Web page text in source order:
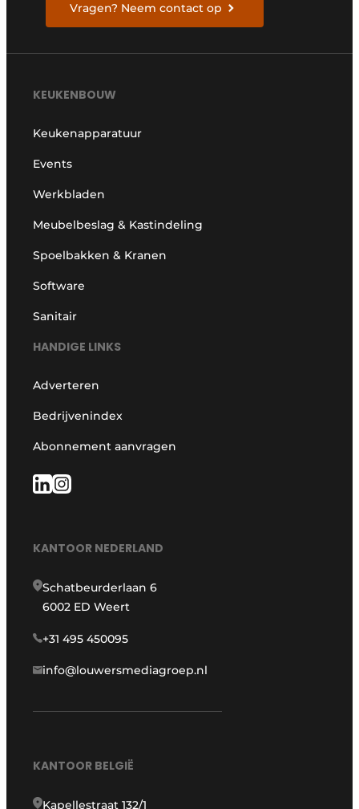
Vragen? Neem contact op
KEUKENBOUW
Keukenapparatuur
Events
Werkbladen
Meubelbeslag & Kastindeling
Spoelbakken & Kranen
Software
Sanitair
HANDIGE LINKS
Adverteren
Bedrijvenindex
Abonnement aanvragen
KANTOOR NEDERLAND
Schatbeurderlaan 6
6002 ED Weert
+31 495 450095
info@louwersmediagroep.nl
KANTOOR BELGIË
Kapellestraat 132/1